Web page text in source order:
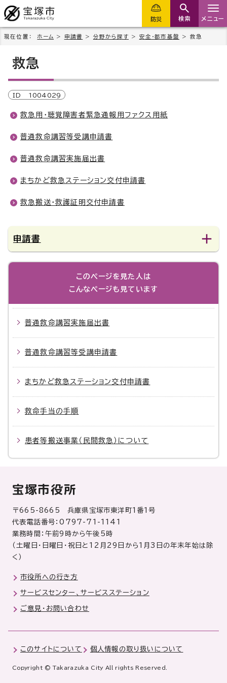
防災 検索 メニュー
現在位置： ホーム > 申請書 > 分野から探す > 安全・都市基盤 > 救急
救急
ID 1004029
救急用・聴覚障害者緊急通報用ファクス用紙
普通救命講習等受講申請書
普通救命講習実施届出書
まちかど救急ステーション交付申請書
救急搬送・救護証明交付申請書
申請書
このページを見た人は
こんなページも見ています
普通救命講習実施届出書
普通救命講習等受講申請書
まちかど救急ステーション交付申請書
救命手当の手順
患者等搬送事業（民間救急）について
宝塚市役所
〒665-8665 兵庫県宝塚市東洋町1番1号
代表電話番号：0797-71-1141
業務時間：午前9時から午後5時
（土曜日・日曜日・祝日と12月29日から1月3日の年末年始は除
く）
市役所への行き方
サービスセンター、サービスステーション
ご意見・お問い合わせ
このサイトについて 個人情報の取り扱いについて
Copyright © Takarazuka City All rights Reserved.